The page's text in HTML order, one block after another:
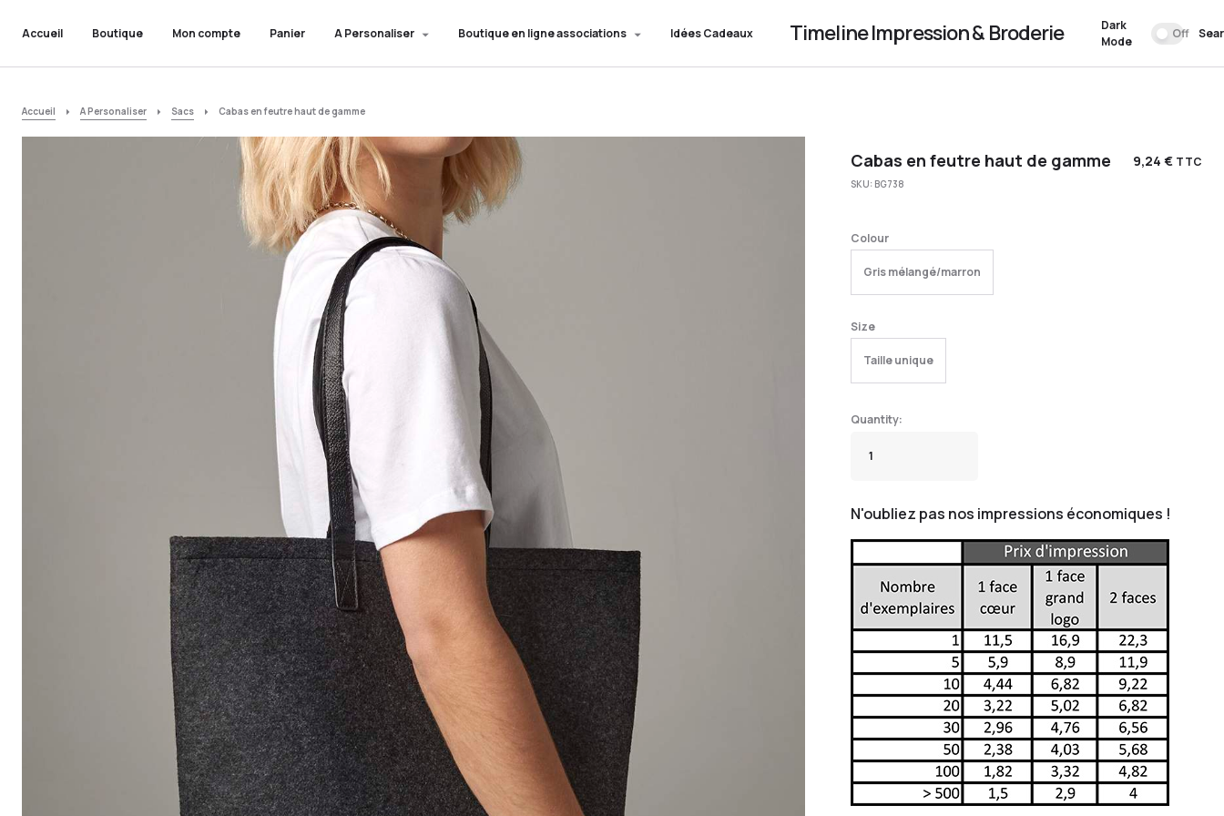
Accueil Boutique Mon compte Panier A Personaliser Boutique en ligne associations Idées Cadeaux Timeline Impression & Broderie
Dark
Mode
Off
Accueil A Personaliser Sacs Cabas en feutre haut de gamme
Cabas en feutre haut de gamme 9,24 € TTC
SKU: BG738
Colour
Gris mélangé/marron
Size
Taille unique
N'oubliez pas nos impressions économiques !